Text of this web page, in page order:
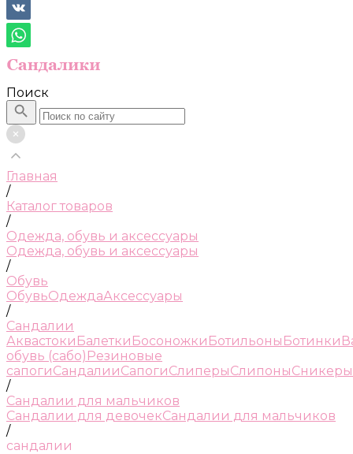
Поиск
Главная
/
Каталог товаров
/
Одежда, обувь и аксессуары
Одежда, обувь и аксессуары
/
Обувь
ОбувьОдеждаАксессуары
/
Сандалии
Аквастоки Балетки Босоножки Ботильоны Ботинки
обувь (сабо) Резиновые
сапогиСандалииСапогиСлиперыСлипоныСникеры
/
Сандалии для мальчиков
Сандалии для девочекСандалии для мальчиков
/
сандалии